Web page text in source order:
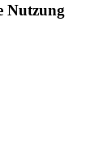
Nutzung